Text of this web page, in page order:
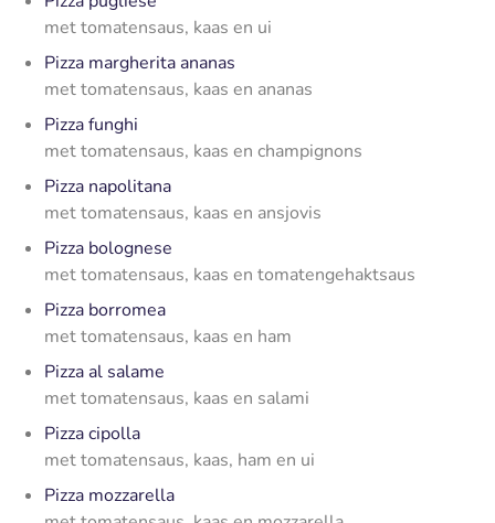
met tomatensaus, kaas en ui
Pizza margherita ananas
met tomatensaus, kaas en ananas
Pizza funghi
met tomatensaus, kaas en champignons
Pizza napolitana
met tomatensaus, kaas en ansjovis
Pizza bolognese
met tomatensaus, kaas en tomatengehaktsaus
Pizza borromea
met tomatensaus, kaas en ham
Pizza al salame
met tomatensaus, kaas en salami
Pizza cipolla
met tomatensaus, kaas, ham en ui
Pizza mozzarella